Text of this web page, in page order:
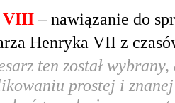
VIII– nawiązanie do
Henryka VII z
ten został
prostej i